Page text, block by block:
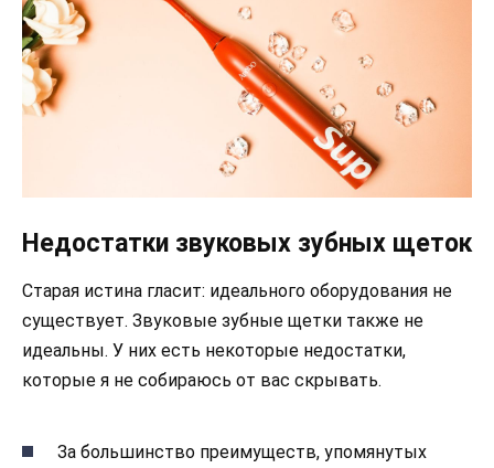
Недостатки звуковых зубных щеток
Старая истина гласит: идеального оборудования не
существует. Звуковые зубные щетки также не
идеальны. У них есть некоторые недостатки,
которые я не собираюсь от вас скрывать.
За большинство преимуществ, упомянутых